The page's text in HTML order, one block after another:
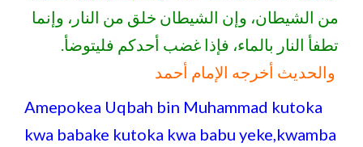
من الشيطان، وإن الشيطان خلق من النار، وإنما
تطفأ النار بالماء، فإذا غضب أحدكم فليتوضأ.
والحديث أخرجه الإمام أحمد
Amepokea Uqbah bin Muhammad kutoka
kwa babake kutoka kwa babu yeke,kwamba